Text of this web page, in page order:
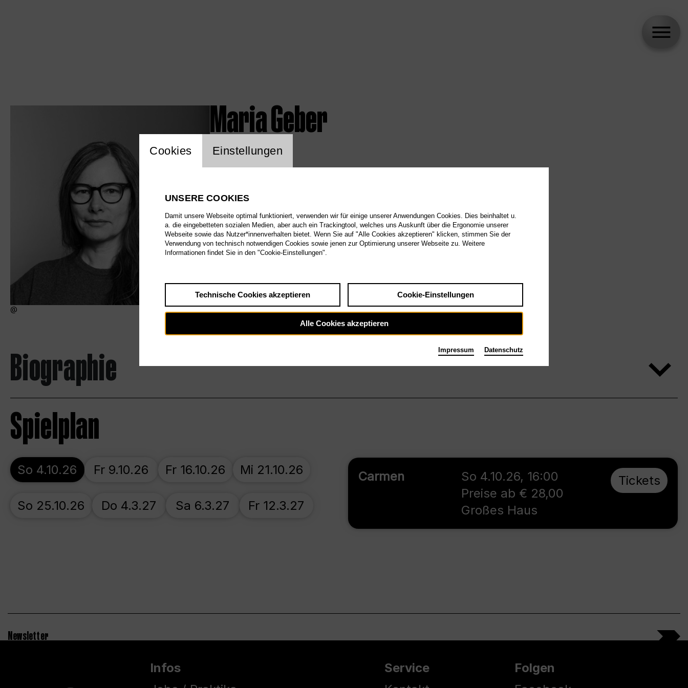
Maria Geber
Biographie
Spielplan
Carmen So 4.10.26, 16:00
Preise ab € 28,00
Großes Haus
Tickets
So 4.10.26 Fr 9.10.26 Fr 16.10.26 Mi 21.10.26
So 25.10.26 Do 4.3.27 Sa 6.3.27 Fr 12.3.27
Newsletter
Infos
Service
Folgen
Einstellung Website Cookie
Cookies Einstellungen
UNSERE COOKIES
Damit unsere Webseite optimal funktioniert, verwenden wir für einige unserer Anwendungen Cookies. Dies beinhaltet u.
a. die eingebetteten sozialen Medien, aber auch ein Trackingtool, welches uns Auskunft über die Ergonomie unserer
Webseite sowie das Nutzer*innenverhalten bietet. Wenn Sie auf "Alle Cookies akzeptieren" klicken, stimmen Sie der
Verwendung von technisch notwendigen Cookies sowie jenen zur Optimierung unserer Webseite zu. Weitere
Informationen findet Sie in den "Cookie-Einstellungen".
Technische Cookies akzeptieren Cookie-Einstellungen
Alle Cookies akzeptieren
Impressum Datenschutz